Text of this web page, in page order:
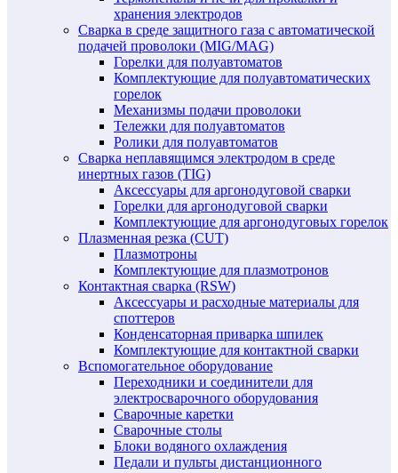
хранения электродов
Сварка в среде защитного газа с автоматической
подачей проволоки (MIG/MAG)
Горелки для полуавтоматов
Комплектующие для полуавтоматических
горелок
Механизмы подачи проволоки
Тележки для полуавтоматов
Ролики для полуавтоматов
Сварка неплавящимся электродом в среде
инертных газов (TIG)
Аксессуары для аргонодуговой сварки
Горелки для аргонодуговой сварки
Комплектующие для аргонодуговых горелок
Плазменная резка (CUT)
Плазмотроны
Комплектующие для плазмотронов
Контактная сварка (RSW)
Аксессуары и расходные материалы для
споттеров
Конденсаторная приварка шпилек
Комплектующие для контактной сварки
Вспомогательное оборудование
Переходники и соединители для
электросварочного оборудования
Сварочные каретки
Сварочные столы
Блоки водяного охлаждения
Педали и пульты дистанционного